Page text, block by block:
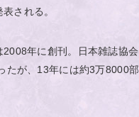
される。
2008年に創刊。日本雑誌協
たが、13年には約3万8000